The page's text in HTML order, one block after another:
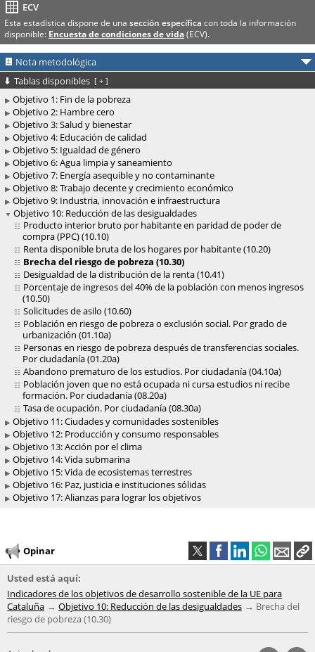
ECV
Esta estadística dispone de una sección específica con toda la información
disponible: Encuesta de condiciones de vida(ECV).
Nota metodológica
Tablas disponibles [ + ]
Objetivo 1: Fin de la pobreza
Objetivo 2: Hambre cero
Objetivo 3: Salud y bienestar
Objetivo 4: Educación de calidad
Objetivo 5: Igualdad de género
Objetivo 6: Agua limpia y saneamiento
Objetivo 7: Energía asequible y no contaminante
Objetivo 8: Trabajo decente y crecimiento económico
Objetivo 9: Industria, innovación e infraestructura
Objetivo 10: Reducción de las desigualdades
Producto interior bruto por habitante en paridad de poder de
compra (PPC) (10.10)
Renta disponible bruta de los hogares por habitante (10.20)
Brecha del riesgo de pobreza (10.30)
Desigualdad de la distribución de la renta (10.41)
Porcentaje de ingresos del 40% de la población con menos ingresos
(10.50)
Solicitudes de asilo (10.60)
Población en riesgo de pobreza o exclusión social. Por grado de
urbanización (01.10a)
Personas en riesgo de pobreza después de transferencias sociales.
Por ciudadanía (01.20a)
Abandono prematuro de los estudios. Por ciudadanía (04.10a)
Población joven que no está ocupada ni cursa estudios ni recibe
formación. Por ciudadanía (08.20a)
Tasa de ocupación. Por ciudadanía (08.30a)
Objetivo 11: Ciudades y comunidades sostenibles
Objetivo 12: Producción y consumo responsables
Objetivo 13: Acción por el clima
Objetivo 14: Vida submarina
Objetivo 15: Vida de ecosistemas terrestres
Objetivo 16: Paz, justicia e instituciones sólidas
Objetivo 17: Alianzas para lograr los objetivos
Opinar
Usted está aquí:
Indicadores de los objetivos de desarrollo sostenible de la UE para
Cataluña
Objetivo 10: Reducción de las desigualdades
Brecha del
riesgo de pobreza (10.30)